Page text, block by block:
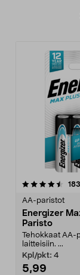
183
AA-paristot
Energizer
Paristo
Tehokkaat AA-
laitteisiin. ...
Kpl/pkt: 4
5,99